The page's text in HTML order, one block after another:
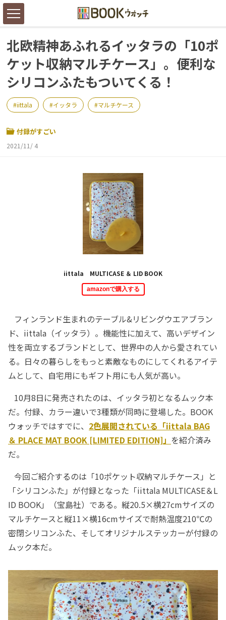
北欧精神あふれるイッタラの「10ポ
ケット収納マルチケース」。便利な
シリコンふたもついてくる！
iittala イッタラ マルチケース
付録がすごい
2021/11/ 4
iittala MULTICASE ＆ LID BOOK
amazonで購入する
フィンランド生まれのテーブル&リビングウエアブラン
ド、iittala（イッタラ）。機能性に加えて、高いデザイン
性を両立するブランドとして、世界中の人から愛されてい
る。日々の暮らしをもっと素敵なものにしてくれるアイテ
ムとして、自宅用にもギフト用にも人気が高い。
10月8日に発売されたのは、イッタラ初となるムック本
だ。付録、カラー違いで3種類が同時に登場した。BOOK
ウォッチではすでに、 2色展開されている「iittala BAG
＆ PLACE MAT BOOK [LIMITED EDITION]」 を紹介済み
だ。
今回ご紹介するのは「10ポケット収納マルチケース」と
「シリコンふた」が付録となった「iittala MULTICASE＆L
ID BOOK」（宝島社）である。縦20.5×横27cmサイズの
マルチケースと縦11×横16cmサイズで耐熱温度210℃の
密閉シリコンふた、そしてオリジナルステッカーが付録の
ムック本だ。